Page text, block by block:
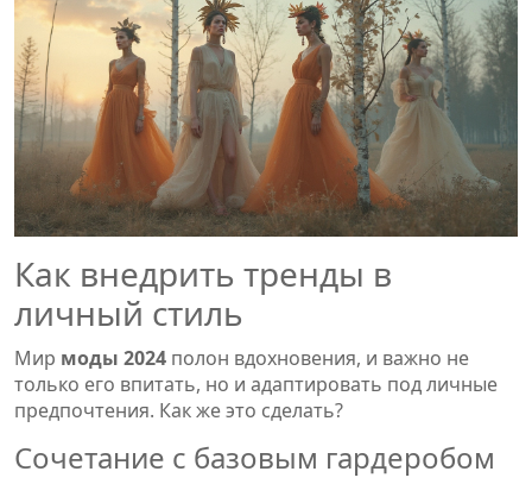
Как внедрить тренды в
личный стиль
Мир моды 2024 полон вдохновения, и важно не
только его впитать, но и адаптировать под личные
предпочтения. Как же это сделать?
Сочетание с базовым гардеробом